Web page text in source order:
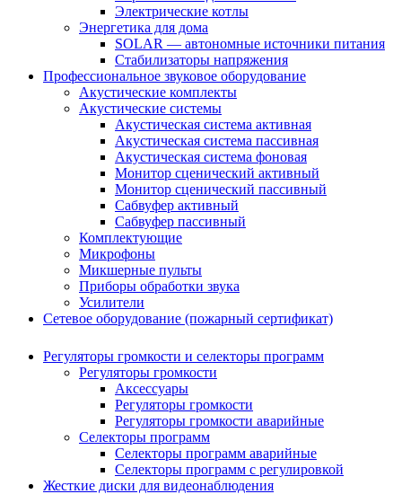
Электрические котлы
Энергетика для дома
SOLAR — автономные источники питания
Стабилизаторы напряжения
Профессиональное звуковое оборудование
Акустические комплекты
Акустические системы
Акустическая система активная
Акустическая система пассивная
Акустическая система фоновая
Монитор сценический активный
Монитор сценический пассивный
Сабвуфер активный
Сабвуфер пассивный
Комплектующие
Микрофоны
Микшерные пульты
Приборы обработки звука
Усилители
Сетевое оборудование (пожарный сертификат)
Регуляторы громкости и селекторы программ
Регуляторы громкости
Аксессуары
Регуляторы громкости
Регуляторы громкости аварийные
Селекторы программ
Селекторы программ аварийные
Селекторы программ с регулировкой
Жесткие диски для видеонаблюдения